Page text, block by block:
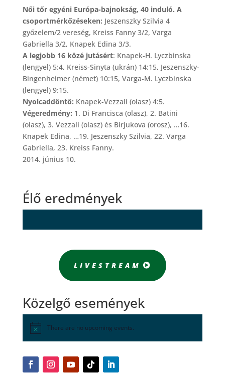
Női tőr egyéni Európa-bajnokság, 40 induló. A
csoportmérkőzéseken: Jeszenszky Szilvia 4
győzelem/2 vereség, Kreiss Fanny 3/2, Varga
Gabriella 3/2, Knapek Edina 3/3.
A legjobb 16 közé jutásért: Knapek-H. Lyczbinska
(lengyel) 5:4, Kreiss-Sinyta (ukrán) 14:15, Jeszenszky-
Bingenheimer (német) 10:15, Varga-M. Lyczbinska
(lengyel) 9:15.
Nyolcaddöntő: Knapek-Vezzali (olasz) 4:5.
Végeredmény: 1. Di Francisca (olasz), 2. Batini
(olasz), 3. Vezzali (olasz) és Birjukova (orosz), …16.
Knapek Edina, …19. Jeszenszky Szilvia, 22. Varga
Gabriella, 23. Kreiss Fanny.
2014. június 10.
Élő eredmények
LIVESTREAM
Közelgő események
There are no upcoming events.